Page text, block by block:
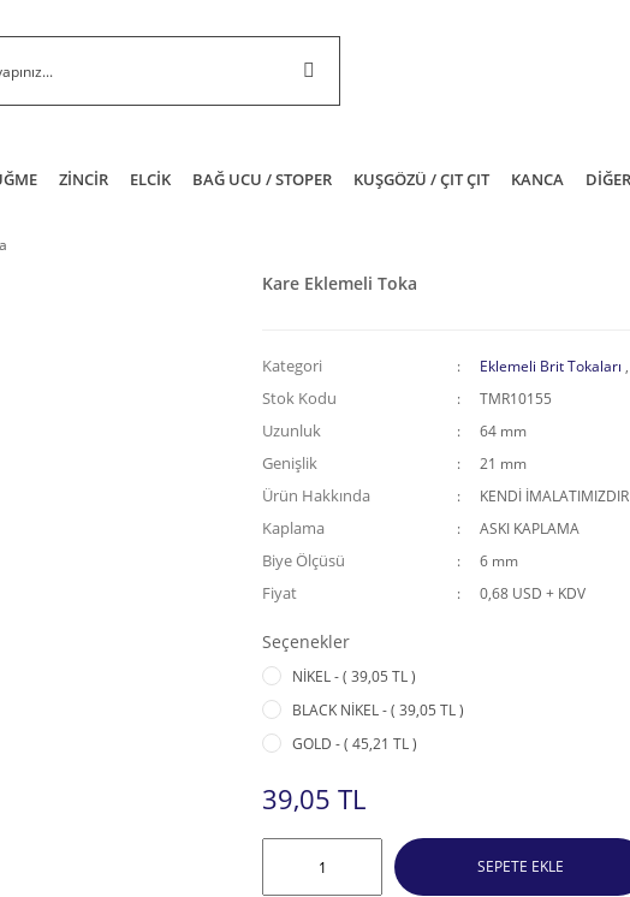
ZİNCİR ELCİK BAĞ UCU / STOPER KUŞGÖZÜ / ÇIT ÇIT KANCA
Kare Eklemeli Toka
Kategori Eklemeli Brit Tokaları ,
Stok Kodu TMR10155
Uzunluk 64 mm
Genişlik 21 mm
Ürün Hakkında KENDİ İMALATIMIZDIR
Kaplama ASKI KAPLAMA
Biye Ölçüsü 6 mm
Fiyat 0,68 USD + KDV
Seçenekler
NİKEL - ( 39,05 TL )
BLACK NİKEL - ( 39,05 TL )
GOLD - ( 45,21 TL )
39,05 TL
SEPETE EKLE